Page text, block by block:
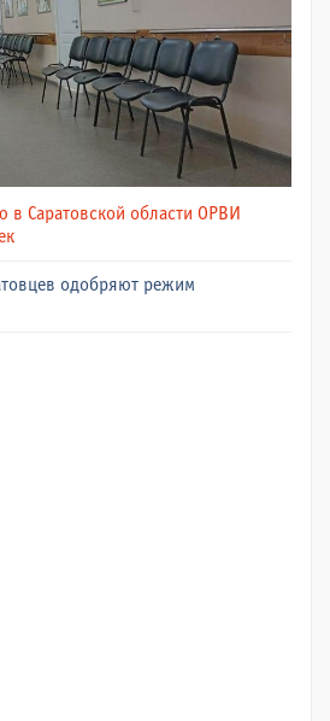
в Саратовской области ОРВИ
одобряют режим